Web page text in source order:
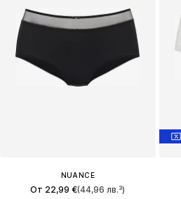
NUANCE
От 22,99 €(44,96 лв.³)